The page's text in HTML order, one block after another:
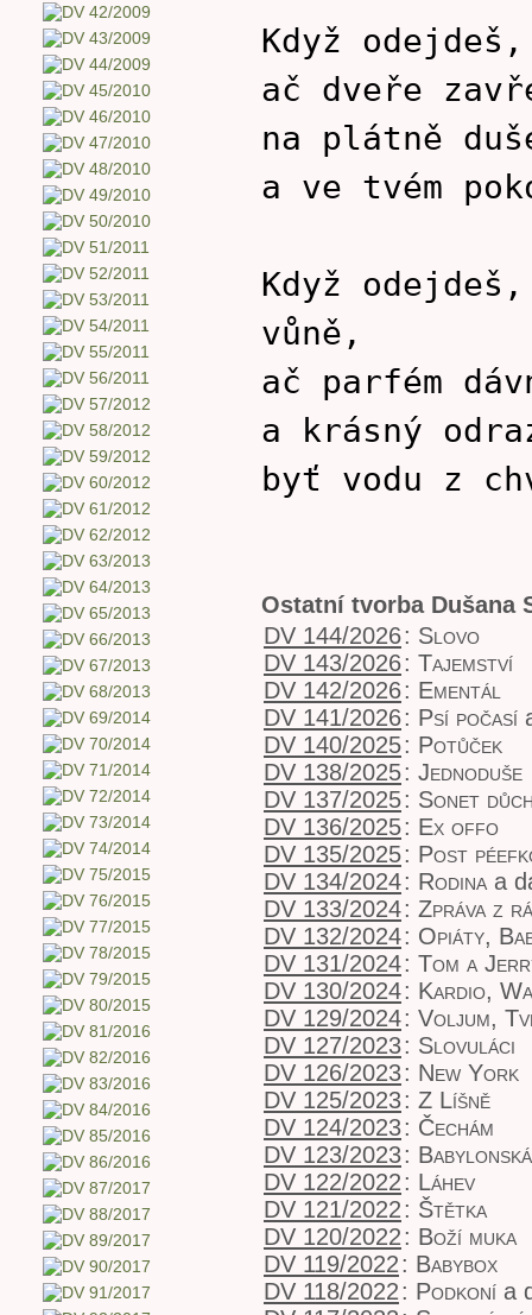
Když
ač dveře
na plátně
a ve tvém
Když
vůně,
ač parfém
a krásný
byť vodu z
Ostatní tvorba Dušana
DV 144/2026: Slovo
DV 143/2026: Tajemství
DV 142/2026: Ementál
DV 141/2026: Psí počasí
DV 140/2025: Potůček
DV 138/2025: Jednoduše
DV 137/2025: Sonet
DV 136/2025: Ex offo
DV 135/2025: Post
DV 134/2024: Rodina a
DV 133/2024: Zpráva z
DV 132/2024: Opiáty,
DV 131/2024: Tom a
DV 130/2024: Kardio,
DV 129/2024: Voljum,
DV 127/2023: Slovuláci
DV 126/2023: New York
DV 125/2023: Z Líšně
DV 124/2023: Čechám
DV 123/2023:
DV 122/2022: Láhev
DV 121/2022: Štětka
DV 120/2022: Boží muka
DV 119/2022: Babybox
DV 118/2022: Podkoní a